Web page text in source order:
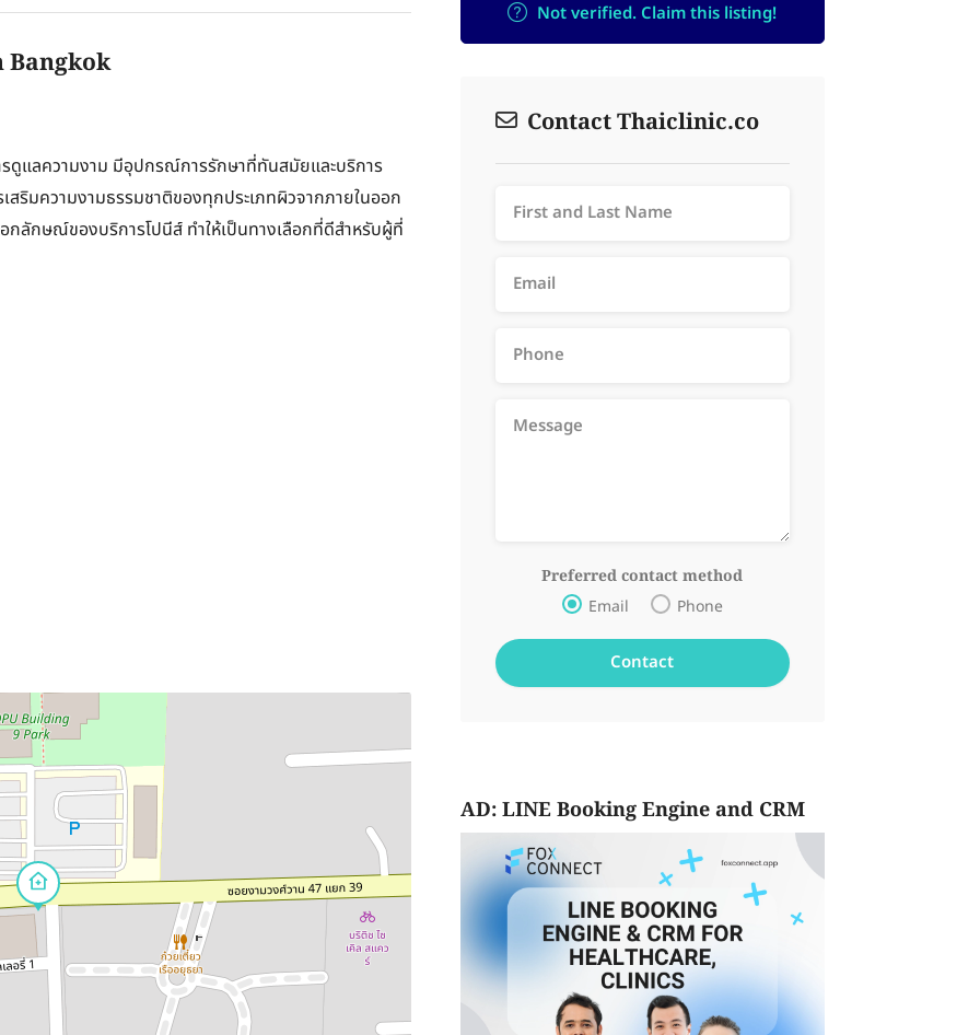
Bangkok
ดูแลความงาม มีอุปกรณ์การรักษาที่ทันสมัยและบริการ
สริมความงามธรรมชาติของทุกประเภทผิวจากภายในออก
กลักษณ์ของบริการโปนีส์ ทำให้เป็นทางเลือกที่ดีสำหรับผู้ที่
Not verified. Claim this listing!
Contact Thaiclinic.co
Preferred contact method
Email Phone
AD: LINE Booking Engine and CRM